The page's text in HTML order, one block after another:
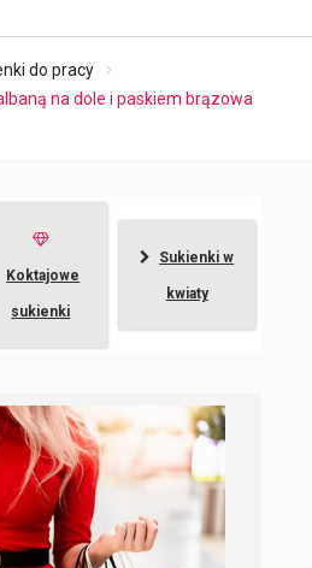
do pracy
na dole i paskiem brązowa
Koktajowe
sukienki
Sukienki w
kwiaty